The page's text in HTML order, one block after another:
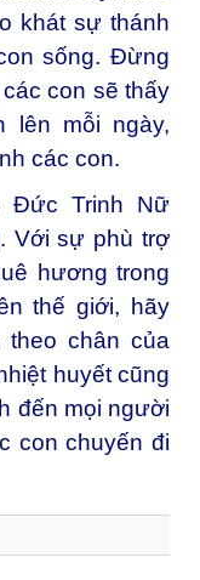
khát sự thánh
sống. Đừng
con sẽ thấy
lên mỗi ngày,
các con.
Đức Trinh Nữ
Với sự phù trợ
hương trong
thế giới, hãy
chân của
huyết cũng
đến mọi người
con chuyến đi